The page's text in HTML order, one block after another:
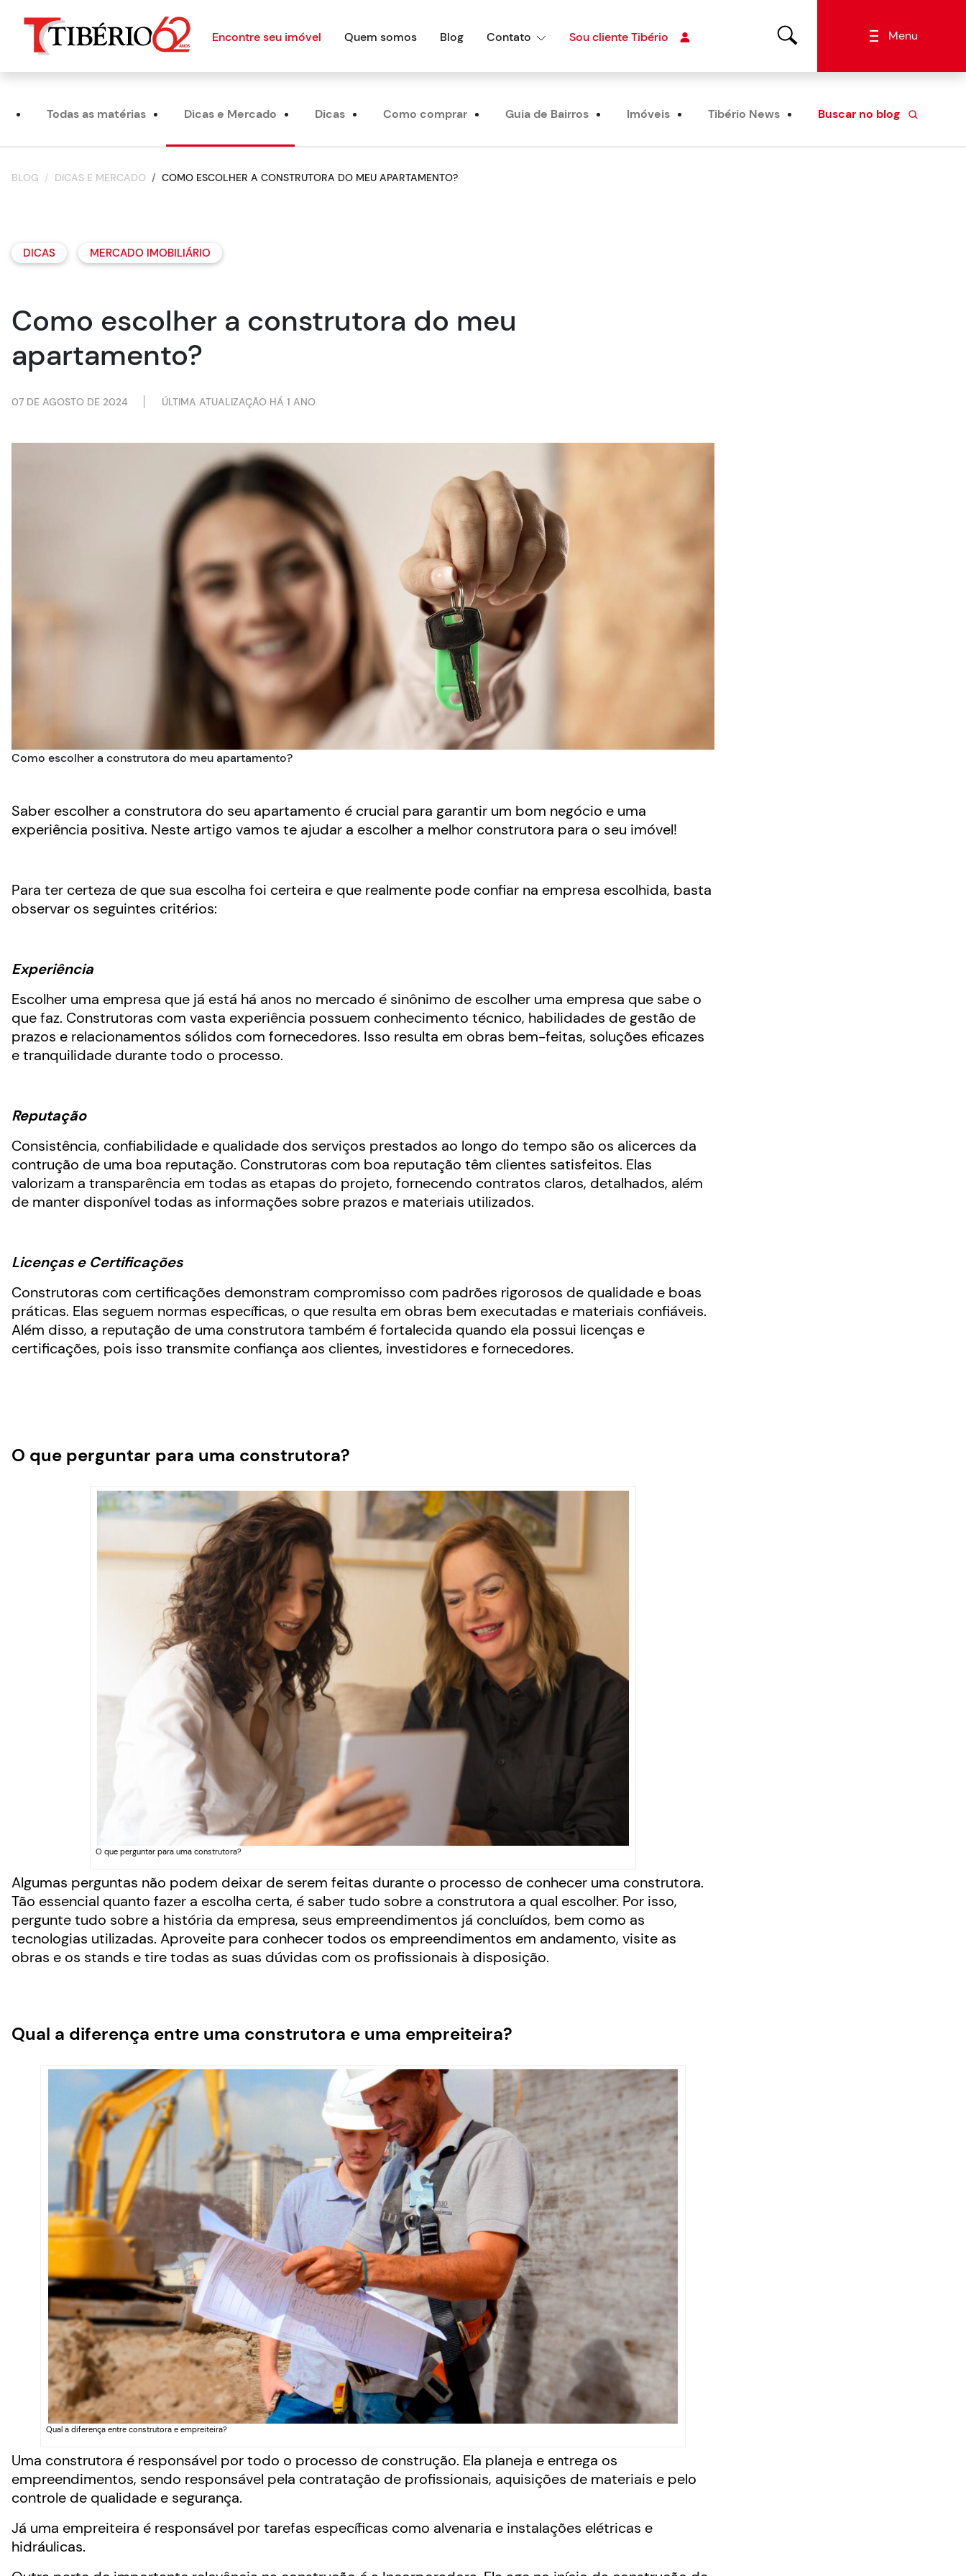
Encontre seu imóvel Quem somos Blog Contato Sou cliente Tibério Menu
Todas as matérias Dicas e Mercado Dicas Como comprar Guia de Bairros Imóveis Tibério News Buscar no blog
BLOG DICAS E MERCADO COMO ESCOLHER A CONSTRUTORA DO MEU APARTAMENTO?
DICAS MERCADO IMOBILIÁRIO
Como escolher a construtora do meu
apartamento?
07 DE AGOSTO DE 2024 ÚLTIMA ATUALIZAÇÃO HÁ 1 ANO
Como escolher a construtora do meu apartamento?
Saber escolher a construtora do seu apartamento é crucial para garantir um bom negócio e uma
experiência positiva. Neste artigo vamos te ajudar a escolher a melhor construtora para o seu imóvel!
Para ter certeza de que sua escolha foi certeira e que realmente pode confiar na empresa escolhida, basta
observar os seguintes critérios:
Experiência
Escolher uma empresa que já está há anos no mercado é sinônimo de escolher uma empresa que sabe o
que faz. Construtoras com vasta experiência possuem conhecimento técnico, habilidades de gestão de
prazos e relacionamentos sólidos com fornecedores. Isso resulta em obras bem-feitas, soluções eficazes
e tranquilidade durante todo o processo.
Reputação
Consistência, confiabilidade e qualidade dos serviços prestados ao longo do tempo são os alicerces da
contrução de uma boa reputação. Construtoras com boa reputação têm clientes satisfeitos. Elas
valorizam a transparência em todas as etapas do projeto, fornecendo contratos claros, detalhados, além
de manter disponível todas as informações sobre prazos e materiais utilizados.
Licenças e Certificações
Construtoras com certificações demonstram compromisso com padrões rigorosos de qualidade e boas
práticas. Elas seguem normas específicas, o que resulta em obras bem executadas e materiais confiáveis.
Além disso, a reputação de uma construtora também é fortalecida quando ela possui licenças e
certificações, pois isso transmite confiança aos clientes, investidores e fornecedores.
O que perguntar para uma construtora?
O que perguntar para uma construtora?
Algumas perguntas não podem deixar de serem feitas durante o processo de conhecer uma construtora.
Tão essencial quanto fazer a escolha certa, é saber tudo sobre a construtora a qual escolher. Por isso,
pergunte tudo sobre a história da empresa, seus empreendimentos já concluídos, bem como as
tecnologias utilizadas. Aproveite para conhecer todos os empreendimentos em andamento, visite as
obras e os stands e tire todas as suas dúvidas com os profissionais à disposição.
Qual a diferença entre uma construtora e uma empreiteira?
Qual a diferença entre construtora e empreiteira?
Uma construtora é responsável por todo o processo de construção. Ela planeja e entrega os
empreendimentos, sendo responsável pela contratação de profissionais, aquisições de materiais e pelo
controle de qualidade e segurança.
Já uma empreiteira é responsável por tarefas específicas como alvenaria e instalações elétricas e
hidráulicas.